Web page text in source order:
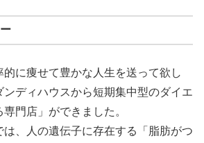
的に痩せて豊かな人生を送って欲し
ンディハウスから短期集中型のダイエ
門店」ができました。
は、人の遺伝子に存在する「脂肪がつ